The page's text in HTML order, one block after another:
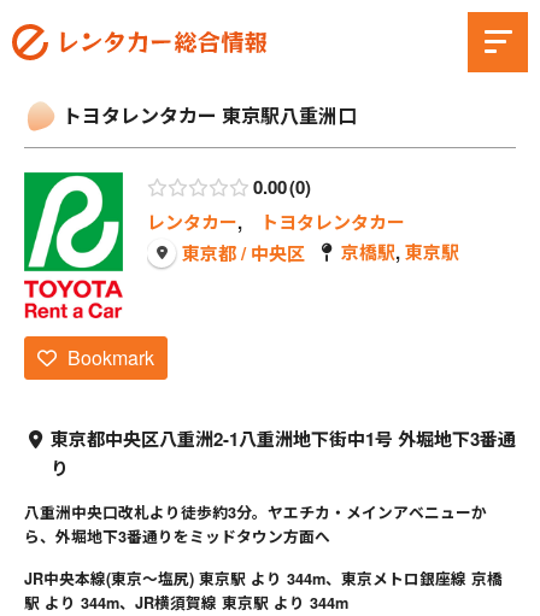
トヨタレンタカー 東京駅八重洲口
0.00 0
レンタカー,
トヨタレンタカー
東京都 / 中央区
京橋駅,東京駅
Bookmark
東京都中央区八重洲2-1八重洲地下街中1号 外堀地下3番通
り
八重洲中央口改札より徒歩約3分。ヤエチカ・メインアベニューか
ら、外堀地下3番通りをミッドタウン方面へ
JR中央本線(東京～塩尻) 東京駅 より 344m、東京メトロ銀座線 京橋
駅 より 344m、JR横須賀線 東京駅 より 344m